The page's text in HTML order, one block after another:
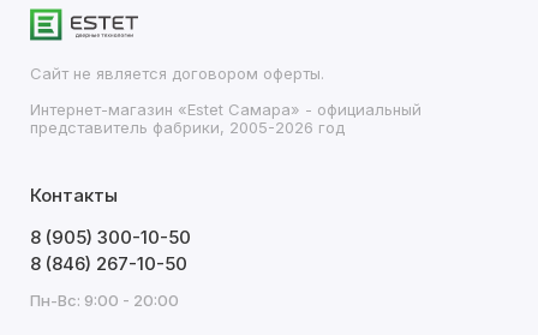
Сайт не является договором оферты.
Интернет-магазин «Estet Самара» - официальный
представитель фабрики, 2005-2026 год
Контакты
8 (905) 300-10-50
8 (846) 267-10-50
Пн-Вс: 9:00 - 20:00